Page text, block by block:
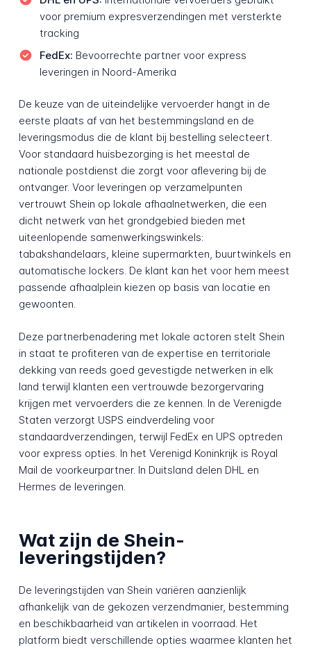
voor premium expresverzendingen met versterkte
tracking
FedEx: Bevoorrechte partner voor express
leveringen in Noord-Amerika
De keuze van de uiteindelijke vervoerder hangt in de
eerste plaats af van het bestemmingsland en de
leveringsmodus die de klant bij bestelling selecteert.
Voor standaard huisbezorging is het meestal de
nationale postdienst die zorgt voor aflevering bij de
ontvanger. Voor leveringen op verzamelpunten
vertrouwt Shein op lokale afhaalnetwerken, die een
dicht netwerk van het grondgebied bieden met
uiteenlopende samenwerkingswinkels:
tabakshandelaars, kleine supermarkten, buurtwinkels en
automatische lockers. De klant kan het voor hem meest
passende afhaalplein kiezen op basis van locatie en
gewoonten.
Deze partnerbenadering met lokale actoren stelt Shein
in staat te profiteren van de expertise en territoriale
dekking van reeds goed gevestigde netwerken in elk
land terwijl klanten een vertrouwde bezorgervaring
krijgen met vervoerders die ze kennen. In de Verenigde
Staten verzorgt USPS eindverdeling voor
standaardverzendingen, terwijl FedEx en UPS optreden
voor express opties. In het Verenigd Koninkrijk is Royal
Mail de voorkeurpartner. In Duitsland delen DHL en
Hermes de leveringen.
Wat zijn de Shein-
leveringstijden?
De leveringstijden van Shein variëren aanzienlijk
afhankelijk van de gekozen verzendmanier, bestemming
en beschikbaarheid van artikelen in voorraad. Het
platform biedt verschillende opties waarmee klanten het